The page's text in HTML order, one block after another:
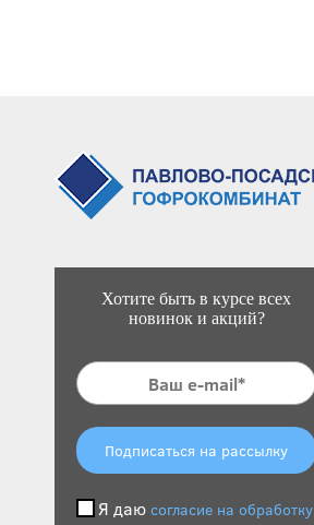
Хотите быть в курсе всех
новинок и акций?
Подписаться на рассылку
Я даю согласие на обработку